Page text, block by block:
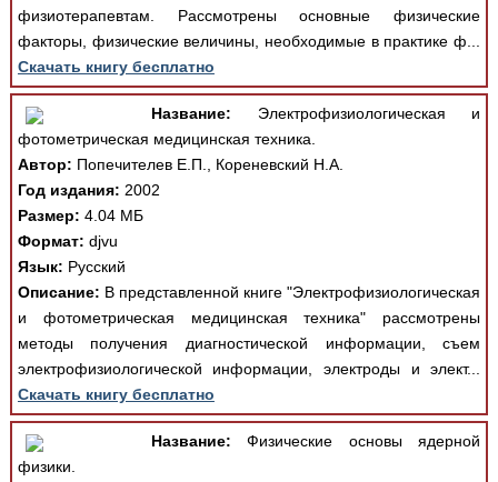
физиотерапевтам. Рассмотрены основные физические
факторы, физические величины, необходимые в практике ф...
Скачать книгу бесплатно
Название: Электрофизиологическая и
фотометрическая медицинская техника.
Автор: Попечителев Е.П., Кореневский Н.А.
Год издания: 2002
Размер: 4.04 МБ
Формат: djvu
Язык: Русский
Описание: В представленной книге "Электрофизиологическая
и фотометрическая медицинская техника" рассмотрены
методы получения диагностической информации, съем
электрофизиологической информации, электроды и элект...
Скачать книгу бесплатно
Название: Физические основы ядерной
физики.